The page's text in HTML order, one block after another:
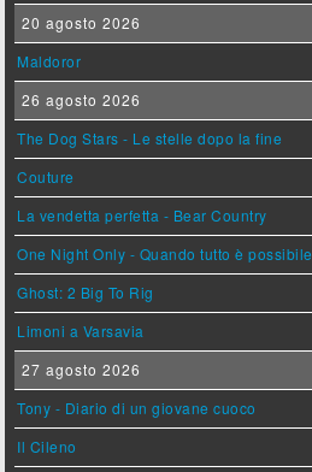
20 agosto 2026
Maldoror
26 agosto 2026
The Dog Stars - Le stelle dopo la fine
Couture
La vendetta perfetta - Bear Country
One Night Only - Quando tutto è possibile
Ghost: 2 Big To Rig
Limoni a Varsavia
27 agosto 2026
Tony - Diario di un giovane cuoco
Il Cileno